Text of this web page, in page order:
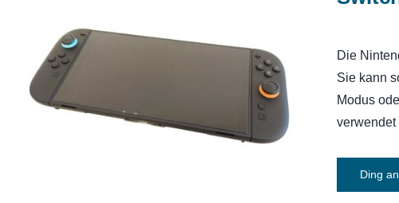
Switch 2 Nintendo Spielkonsole
Die
Sie kann
Modus
verwendet
Ding